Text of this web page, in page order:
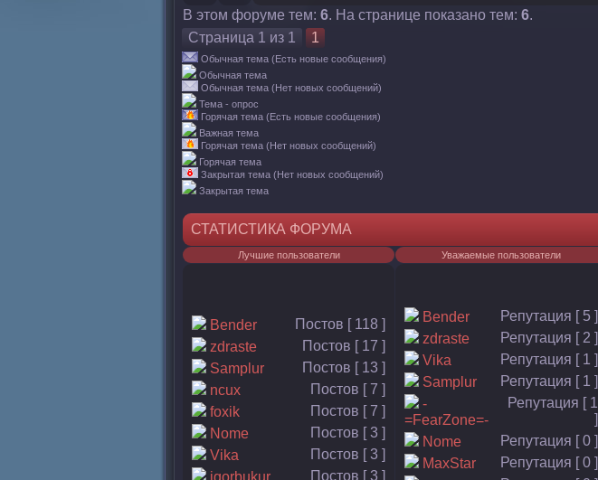
В этом форуме тем: 6. На странице показано тем: 6.
Страница 1 из 1 1
Обычная тема (Есть новые сообщения)
Обычная тема
Обычная тема (Нет новых сообщений)
Тема - опрос
Горячая тема (Есть новые сообщения)
Важная тема
Горячая тема (Нет новых сообщений)
Горячая тема
Закрытая тема (Нет новых сообщений)
Закрытая тема
СТАТИСТИКА ФОРУМА
Лучшие пользователи Уважаемые пользователи
Bender
Постов [ 118 ]
zdraste
Постов [ 17 ]
Samplur
Постов [ 13 ]
ncux
Постов [ 7 ]
foxik
Постов [ 7 ]
Nome
Постов [ 3 ]
Vika
Постов [ 3 ]
igorbukur
Постов [ 3 ]
Bender
Репутация [ 5 ]
zdraste
Репутация [ 2 ]
Vika
Репутация [ 1 ]
Samplur
Репутация [ 1 ]
-
=FearZone=-
Репутация [ 1
]
Nome
Репутация [ 0 ]
MaxStar
Репутация [ 0 ]